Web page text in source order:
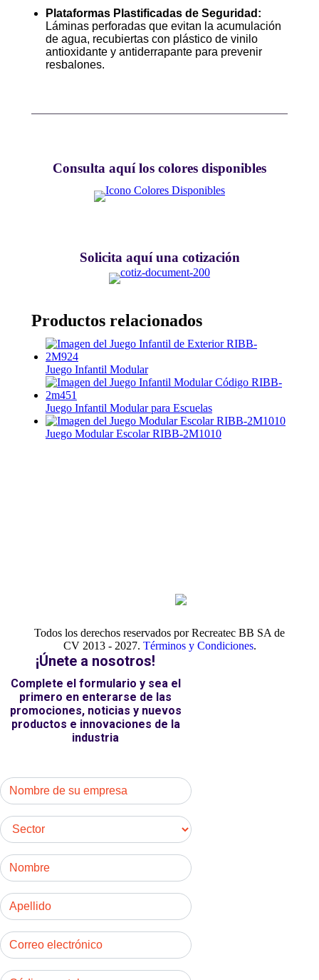
Plataformas Plastificadas de Seguridad:
Láminas perforadas que evitan la acumulación
de agua, recubiertas con plástico de vinilo
antioxidante y antiderrapante para prevenir
resbalones.
Consulta aquí los colores disponibles
Solicita aquí una cotización
Productos relacionados
Juego Infantil Modular
Juego Infantil Modular para Escuelas
Juego Modular Escolar RIBB-2M1010
Todos los derechos reservados por Recreatec BB SA de
CV 2013 - 2027. Términos y Condiciones.
¡Únete a nosotros!
Complete el formulario y sea el
primero en enterarse de las
promociones, noticias y nuevos
productos e innovaciones de la
industria